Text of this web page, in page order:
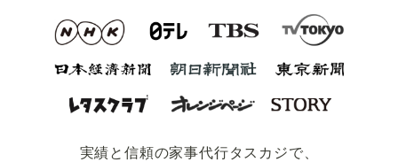
実績と信頼の家事代⾏タスカジで、